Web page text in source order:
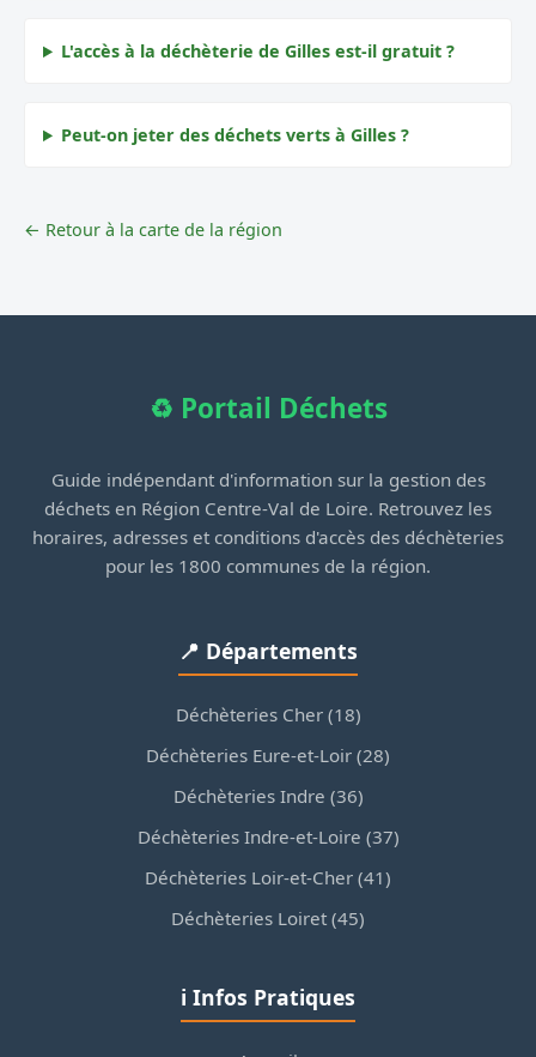
L'accès à la déchèterie de Gilles est-il gratuit ?
Peut-on jeter des déchets verts à Gilles ?
← Retour à la carte de la région
♻️ Portail Déchets
Guide indépendant d'information sur la gestion des
déchets en Région Centre-Val de Loire. Retrouvez les
horaires, adresses et conditions d'accès des déchèteries
pour les 1800 communes de la région.
📍 Départements
Déchèteries Cher (18)
Déchèteries Eure-et-Loir (28)
Déchèteries Indre (36)
Déchèteries Indre-et-Loire (37)
Déchèteries Loir-et-Cher (41)
Déchèteries Loiret (45)
ℹ️ Infos Pratiques